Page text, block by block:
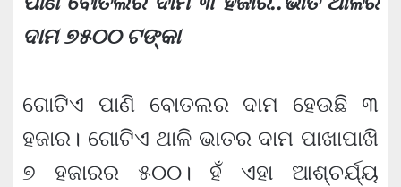
ଦାମ ୭୫୦୦ ଟଙ୍କା
ଗୋଟିଏ ପାଣି ବୋତଲର ଦାମ ହେଉଛି ୩
ହଜାର। ଗୋଟିଏ ଥାଳି ଭାତର ଦାମ ପାଖାପାଖି
୭ ହଜାରର ୫୦୦। ହଁ ଏହା ଆଶ୍ଚର୍ଯ୍ୟ